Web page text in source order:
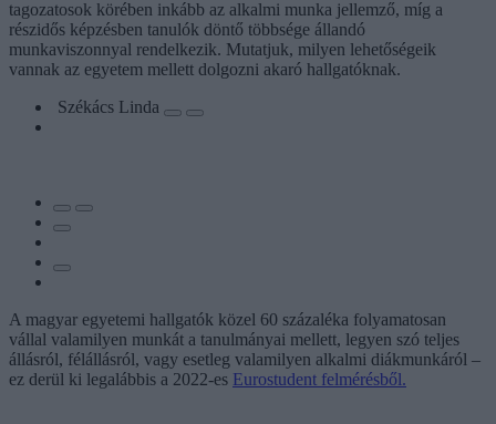
tagozatosok körében inkább az alkalmi munka jellemző, míg a
részidős képzésben tanulók döntő többsége állandó
munkaviszonnyal rendelkezik. Mutatjuk, milyen lehetőségeik
vannak az egyetem mellett dolgozni akaró hallgatóknak.
Székács Linda
A magyar egyetemi hallgatók közel 60 százaléka folyamatosan
vállal valamilyen munkát a tanulmányai mellett, legyen szó teljes
állásról, félállásról, vagy esetleg valamilyen alkalmi diákmunkáról –
ez derül ki legalábbis a 2022-es Eurostudent felmérésből.